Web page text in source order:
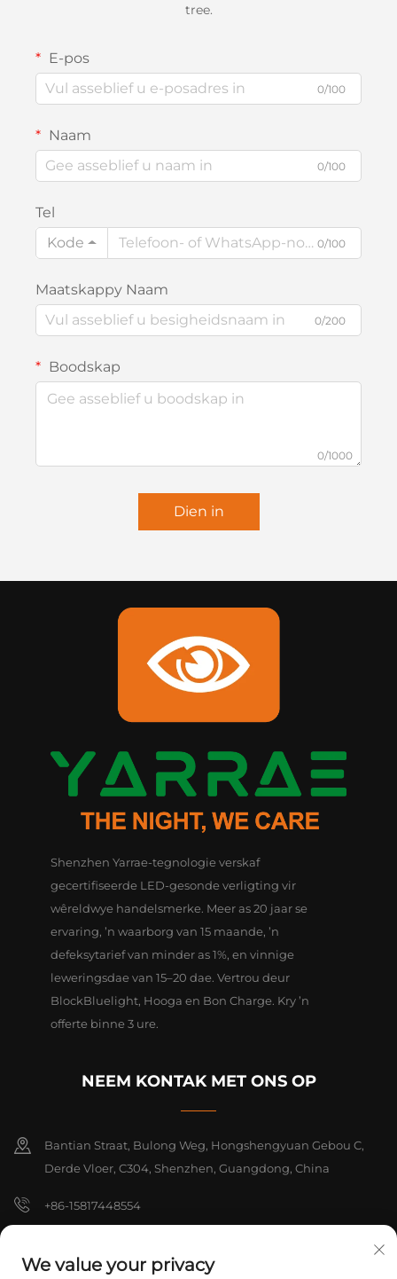
tree.
E-pos
0/100
Naam
0/100
Tel
Kode
0/100
Maatskappy Naam
0/200
Boodskap
0/1000
Dien in
Shenzhen Yarrae-tegnologie verskaf
gecertifiseerde LED-gesonde verligting vir
wêreldwye handelsmerke. Meer as 20 jaar se
ervaring, ’n waarborg van 15 maande, ’n
defeksytarief van minder as 1%, en vinnige
leweringsdae van 15–20 dae. Vertrou deur
BlockBluelight, Hooga en Bon Charge. Kry ’n
offerte binne 3 ure.
NEEM KONTAK MET ONS OP
Bantian Straat, Bulong Weg, Hongshengyuan Gebou C,
Derde Vloer, C304, Shenzhen, Guangdong, China
+86-15817448554
We value your privacy